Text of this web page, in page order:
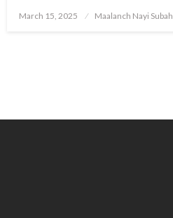
Posted
March 15, 2025 Maalanch Nayi Subah